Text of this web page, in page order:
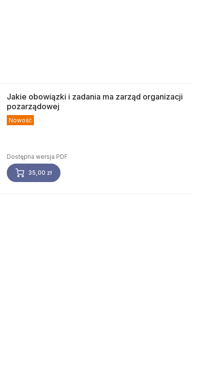
Jakie obowiązki i zadania ma zarząd organizacji
pozarządowej
Nowość
Dostępna wersja PDF
35,00 zł